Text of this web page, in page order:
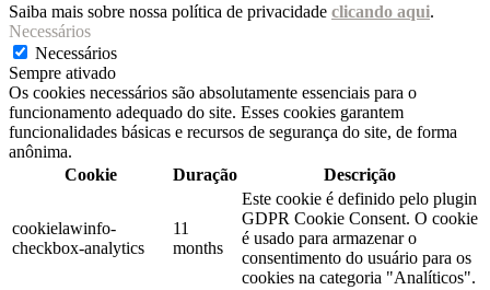
Saiba mais sobre nossa política de privacidade clicando aqui.
Necessários
Necessários
Sempre ativado
Os cookies necessários são absolutamente essenciais para o
funcionamento adequado do site. Esses cookies garantem
funcionalidades básicas e recursos de segurança do site, de forma
anônima.
Cookie
Duração Descrição
cookielawinfo-
checkbox-analytics
11
months
Este cookie é definido pelo plugin
GDPR Cookie Consent. O cookie
é usado para armazenar o
consentimento do usuário para os
cookies na categoria "Analíticos".